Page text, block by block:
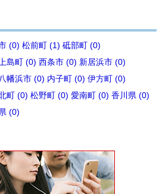
(0) 松前町 (1) 砥部町 (0)
上島町 (0) 西条市 (0) 新居浜市 (0)
八幡浜市 (0) 内子町 (0) 伊方町 (0)
町 (0) 松野町 (0) 愛南町 (0) 香川県 (0)
(0)